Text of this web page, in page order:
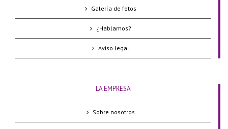
Galería de fotos
¿Hablamos?
Aviso legal
LA EMPRESA
Sobre nosotros